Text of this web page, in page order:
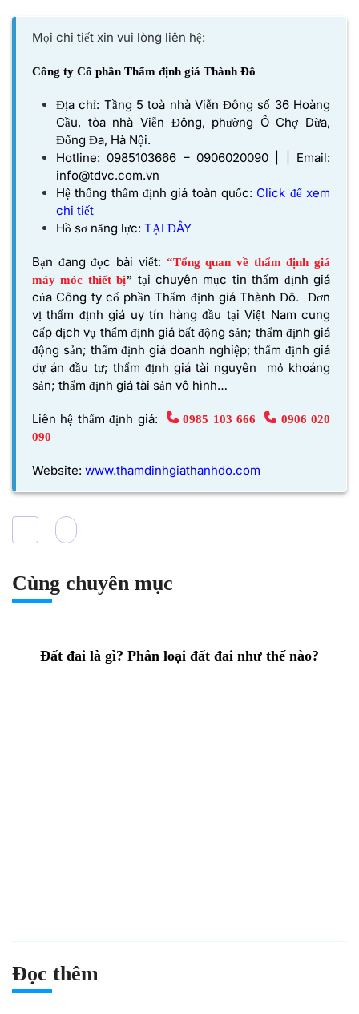
Mọi chi tiết xin vui lòng liên hệ:
Công ty Cổ phần Thẩm định giá Thành Đô
Địa chỉ: Tầng 5 toà nhà Viễn Đông số 36 Hoàng
Cầu, tòa nhà Viễn Đông, phường Ô Chợ Dừa,
Đống Đa, Hà Nội.
Hotline: 0985103666 – 0906020090 | | Email:
info@tdvc.com.vn
Hệ thống thẩm định giá toàn quốc: Click để xem
chi tiết
Hồ sơ năng lực: TẠI ĐÂY
Bạn đang đọc bài viết: “Tổng quan về thẩm định giá
máy móc thiết bị” tại chuyên mục tin thẩm định giá
của Công ty cổ phần Thẩm định giá Thành Đô.Đơn
vị thẩm định giá uy tín hàng đầu tại Việt Nam cung
cấp dịch vụ thẩm định giá bất động sản; thẩm định giá
động sản; thẩm định giá doanh nghiệp; thẩm định giá
dự án đầu tư; thẩm định giá tài nguyên mỏ khoáng
sản; thẩm định giá tài sản vô hình…
Liên hệ thẩm định giá: 0985 103 666
0906 020
090
Website: www.thamdinhgiathanhdo.com
Cùng chuyên mục
Đất đai là gì? Phân loại đất đai như thế nào?
Đọc thêm